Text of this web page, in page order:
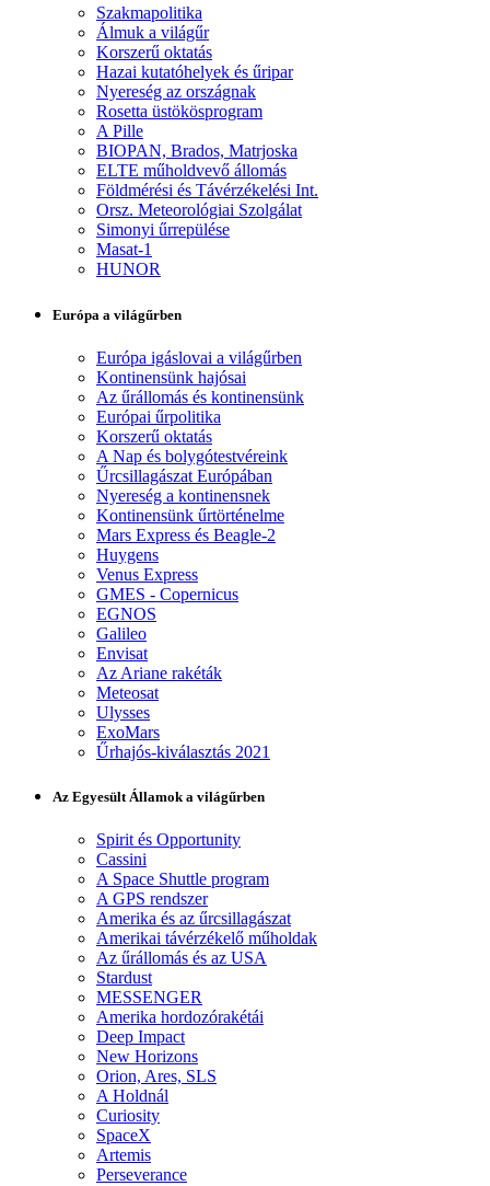
Szakmapolitika
Álmuk a világűr
Korszerű oktatás
Hazai kutatóhelyek és űripar
Nyereség az országnak
Rosetta üstökösprogram
A Pille
BIOPAN, Brados, Matrjoska
ELTE műholdvevő állomás
Földmérési és Távérzékelési Int.
Orsz. Meteorológiai Szolgálat
Simonyi űrrepülése
Masat-1
HUNOR
Európa a világűrben
Európa igáslovai a világűrben
Kontinensünk hajósai
Az űrállomás és kontinensünk
Európai űrpolitika
Korszerű oktatás
A Nap és bolygótestvéreink
Űrcsillagászat Európában
Nyereség a kontinensnek
Kontinensünk űrtörténelme
Mars Express és Beagle-2
Huygens
Venus Express
GMES - Copernicus
EGNOS
Galileo
Envisat
Az Ariane rakéták
Meteosat
Ulysses
ExoMars
Űrhajós-kiválasztás 2021
Az Egyesült Államok a világűrben
Spirit és Opportunity
Cassini
A Space Shuttle program
A GPS rendszer
Amerika és az űrcsillagászat
Amerikai távérzékelő műholdak
Az űrállomás és az USA
Stardust
MESSENGER
Amerika hordozórakétái
Deep Impact
New Horizons
Orion, Ares, SLS
A Holdnál
Curiosity
SpaceX
Artemis
Perseverance